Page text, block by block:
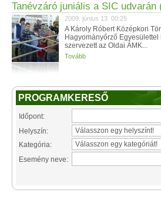
Tanévzáró juniális a SIC udvarán
2009. június 13. 00:25
A Károly Róbert Középkori
Hagyományőrző
szervezett az Oldai ÁMK...
Tovább
PROGRAMKERESŐ
Időpont:
Helyszín:
Kategória:
Esemény neve: